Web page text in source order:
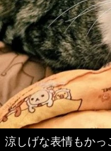
涼しげな表情もかっ